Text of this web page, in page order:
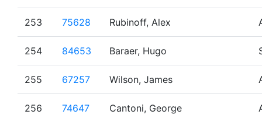
253 75628 Rubinoff, Alex
254 84653 Baraer, Hugo
255 67257 Wilson, James
256 74647 Cantoni, George